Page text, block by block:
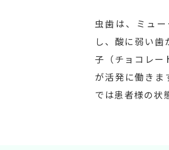
虫歯は、ミュ
し、酸に弱い
子（チョコレー
が活発に働きま
では患者様の状